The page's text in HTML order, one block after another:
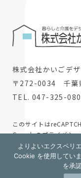
株式会社かいごデ
〒272-0034 千葉
TEL. 047-325-
このサイトは
Googleのプライバシ
© 2024 株式会社かい
よりよいエクスペリ
Cookie を使用してい
を承